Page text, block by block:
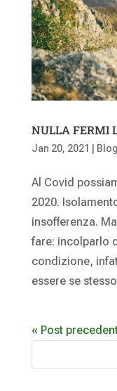
NULLA FERMI
Jan 20, 2021 Blog
Al Covid
2020.
insofferenza.
fare: incolparlo
condizione,
essere se
« Post